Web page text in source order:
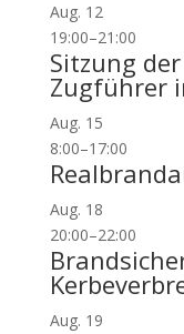
Aug. 12
19:00–21:00
Sitzung
Zugführer
Aug. 15
8:00–17:00
Aug. 18
20:00–22:00
Aug. 19